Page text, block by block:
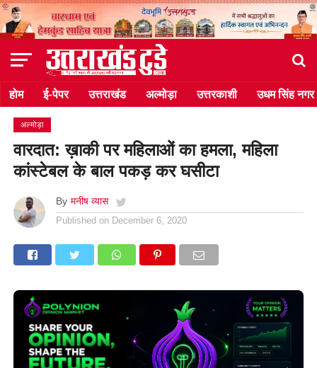
होम ई-पेपर उत्तराखंड अल्मोड़ा उत्तरकाशी उधम सिंह नगर
अल्मोड़ा
वारदात: ख़ाकी पर महिलाओं का हमला, महिला
कांस्टेबल के बाल पकड़ कर घसीटा
By मनीष व्यास
Published on December 6, 2020